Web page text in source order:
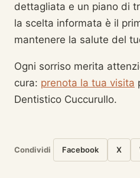
dettagliata e un piano di
la scelta informata è il
mantenere la salute del
Ogni sorriso merita
cura: prenota la tua visita
Dentistico Cuccurullo.
Condividi Facebook X